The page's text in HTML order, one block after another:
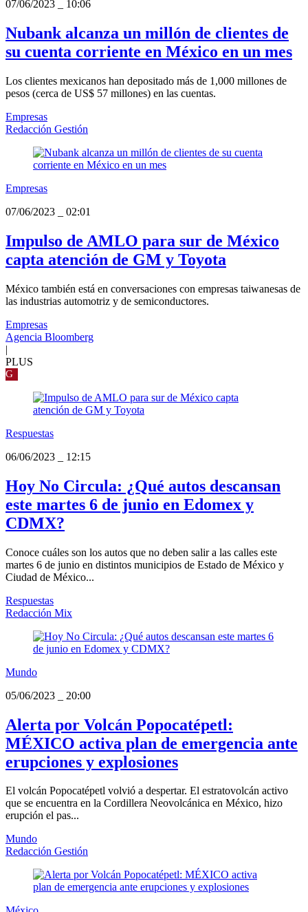
07/06/2023
10:06
Nubank alcanza un millón de clientes de
su cuenta corriente en México en un mes
Los clientes mexicanos han depositado más de 1,000 millones de
pesos (cerca de US$ 57 millones) en las cuentas.
Empresas
Redacción Gestión
Empresas
07/06/2023
02:01
Impulso de AMLO para sur de México
capta atención de GM y Toyota
México también está en conversaciones con empresas taiwanesas de
las industrias automotriz y de semiconductores.
Empresas
Agencia Bloomberg
|
PLUS
G
Respuestas
06/06/2023
12:15
Hoy No Circula: ¿Qué autos descansan
este martes 6 de junio en Edomex y
CDMX?
Conoce cuáles son los autos que no deben salir a las calles este
martes 6 de junio en distintos municipios de Estado de México y
Ciudad de México...
Respuestas
Redacción Mix
Mundo
05/06/2023
20:00
Alerta por Volcán Popocatépetl:
MÉXICO activa plan de emergencia ante
erupciones y explosiones
El volcán Popocatépetl volvió a despertar. El estratovolcán activo
que se encuentra en la Cordillera Neovolcánica en México, hizo
erupción el pas...
Mundo
Redacción Gestión